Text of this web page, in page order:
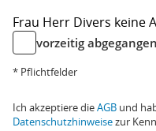
Frau Herr Divers keine
vorzeitig
* Pflichtfelder
Ich akzeptiere dieAGB und
Datenschutzhinweisezur